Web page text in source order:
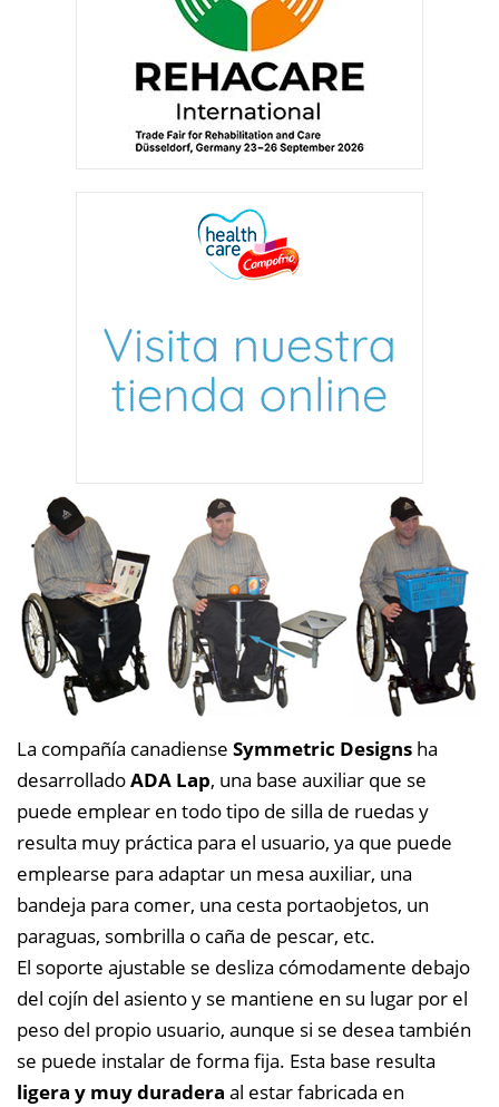
La compañía canadiense Symmetric Designs ha
desarrolladoADA Lap, una base auxiliar que se
puede emplear en todo tipo de silla de ruedas y
resulta muy práctica para el usuario, ya que puede
emplearse para adaptar un mesa auxiliar, una
bandeja para comer, una cesta portaobjetos, un
paraguas, sombrilla o caña de pescar, etc.
El soporte ajustable se desliza cómodamente debajo
del cojín del asiento y se mantiene en su lugar por el
peso del propio usuario, aunque si se desea también
se puede instalar de forma fija. Esta base resulta
ligera y muy duradera al estar fabricada en